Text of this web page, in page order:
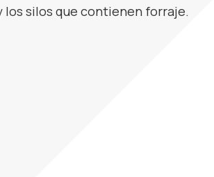
los silos que contienen forraje.